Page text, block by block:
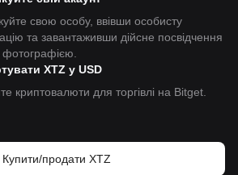
свою особу, ввівши особисту
та завантаживши дійсне посвідчення
XTZ у USD
криптовалюти для торгівлі на Bitget.
Купити/продати XTZ